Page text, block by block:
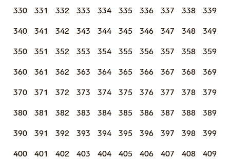
330 331 332 333 334 335 336 337 338 339
340 341 342 343 344 345 346 347 348 349
350 351 352 353 354 355 356 357 358 359
360 361 362 363 364 365 366 367 368 369
370 371 372 373 374 375 376 377 378 379
380 381 382 383 384 385 386 387 388 389
390 391 392 393 394 395 396 397 398 399
400 401 402 403 404 405 406 407 408 409